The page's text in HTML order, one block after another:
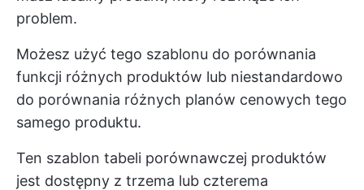
problem.
Możesz użyć tego szablonu do porównania
funkcji różnych produktów lub niestandardowo
do porównania różnych planów cenowych tego
samego produktu.
Ten szablon tabeli porównawczej produktów
jest dostępny z trzema lub czterema